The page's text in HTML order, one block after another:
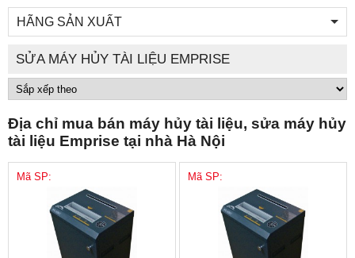
HÃNG SẢN XUẤT
SỬA MÁY HỦY TÀI LIỆU EMPRISE
Địa chỉ mua bán máy hủy tài liệu, sửa máy hủy
tài liệu Emprise tại nhà Hà Nội
Mã SP: Mã SP: